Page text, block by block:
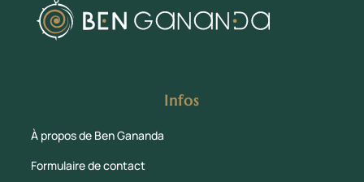
Infos
À propos de Ben Gananda
Formulaire de contact